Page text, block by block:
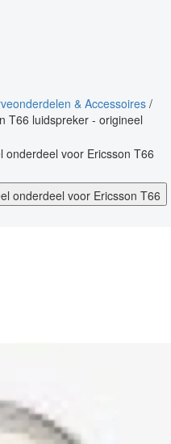
& Accessoires /
T66 luidspreker - origineel